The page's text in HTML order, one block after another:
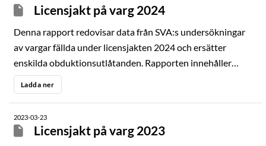
Licensjakt på varg 2024
Denna rapport redovisar data från SVA:s undersökningar
av vargar fällda under licensjakten 2024 och ersätter
enskilda obduktionsutlåtanden. Rapporten innehåller
obduktionsresultaten som framkommit under
obduktionerna.
Ladda ner
2023-03-23
Licensjakt på varg 2023